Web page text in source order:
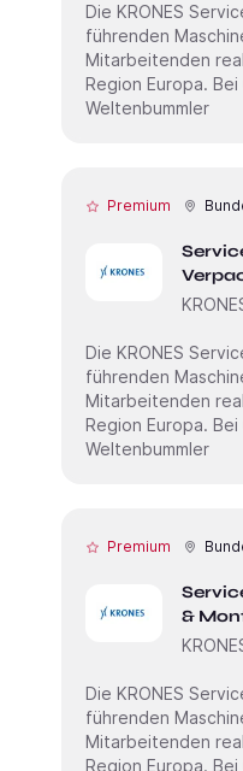
Die KRONES
führenden
Mitarbei­tenden
Region Europa. Bei uns zählt Dein Können, nicht Dein Wohnort!Wenn Du Technik im Blut hast und als
Weltenbummler
Premium
Die KRONES
führenden
Mitarbei­tenden
Region Europa. Bei uns zählt Dein Können, nicht Dein Wohnort!Wenn Du Technik im Blut hast und als
Weltenbummler
Premium
&
Die KRONES
führenden
Mitarbei­tenden
Region Europa. Bei uns zählt Dein Können, nicht Dein Wohnort!Wenn Du Technik im Blut hast und als